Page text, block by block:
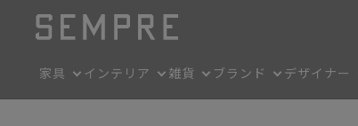
家具 インテリア 雑貨 ブランド デザイナー